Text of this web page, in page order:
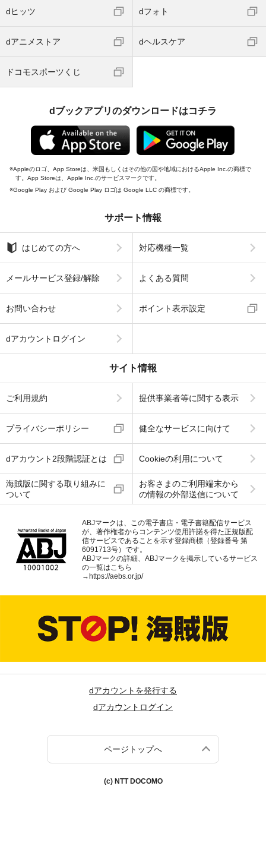
dヒッツ dフォト
dアニメストア dヘルスケア
ドコモスポーツくじ
dブックアプリのダウンロードはコチラ
Appleのロゴ、App Storeは、米国もしくはその他の国や地域におけるApple Inc.の商標で
す。App Storeは、Apple Inc.のサービスマークです。
Google Play および Google Play ロゴは Google LLC の商標です。
サポート情報
はじめての方へ 対応機種一覧
メールサービス登録/解除 よくある質問
お問い合わせ ポイント表示設定
dアカウントログイン
サイト情報
ご利用規約 提供事業者等に関する表示
プライバシーポリシー 健全なサービスに向けて
dアカウント2段階認証とは Cookieの利用について
海賊版に関する取り組みに
ついて
お客さまのご利用端末から
の情報の外部送信について
ABJマークは、この電子書店・電子書籍配信サービス
が、著作権者からコンテンツ使用許諾を得た正規版配
信サービスであることを示す登録商標（登録番号 第
6091713号）です。
ABJマークの詳細、ABJマークを掲示しているサービス
の一覧はこちら
→https://aebs.or.jp/
dアカウントを発行する
dアカウントログイン
ページトップへ
(c) NTT DOCOMO